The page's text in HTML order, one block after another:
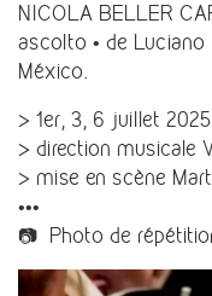
NICOLA BELLER
ascolto • de Luciano
México.
> 1er, 3, 6 juillet 2025
> direction musicale
> mise en scène
•••
📷 Photo de